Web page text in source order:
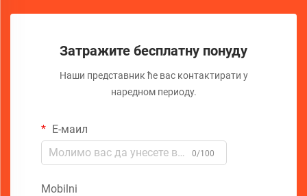
Затражите бесплатну понуду
Наши представник ће вас контактирати у
наредном периоду.
Е-маил
0/100
Mobilni